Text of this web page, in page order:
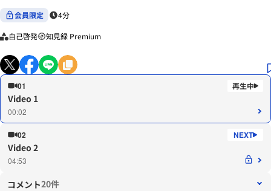
会員限定 4分
自己啓発 知見録 Premium
01
Video 1
00:02
02
Video 2
04:53
コメント20件